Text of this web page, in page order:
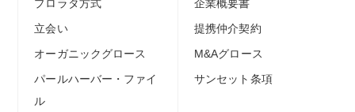
プロラタ方式
企業概要書
立会い
提携仲介契約
オーガニックグロース
M&Aグロース
パールハーバー・ファイ
ル
サンセット条項